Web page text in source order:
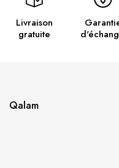
Livraison
gratuite
Qalam